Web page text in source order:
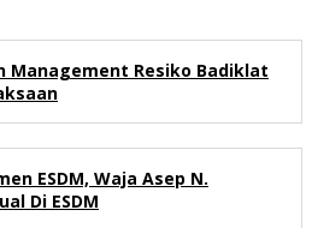
Management Resiko Badiklat
ESDM, Waja Asep N.
Di ESDM